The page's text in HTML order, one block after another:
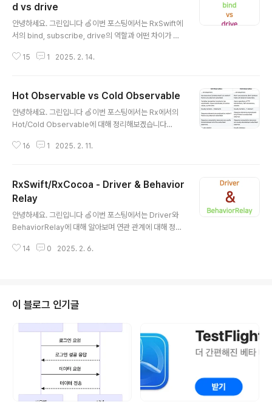
raits은 필요한것만 처리할 수 있죠. RxSwift와 RxCoco
a에서는 다음과 같은 Traits들을 제공합니다 😃 1️⃣ Singl
e2️⃣ Completable3️⃣ Maybe4️⃣ Driver5️⃣ Signal6️⃣
ControlProperty7️⃣ Cont..
d vs drive
안녕하세요. 그린입니다 🍏이번 포스팅에서는 RxSwift에
서의 bind, subscribe, drive의 역할과 어떤 차이가 있
cribe, bind, drive는 각각 목적과 특징이 다르기에 적절
해보죠! 👯‍♂️ 그전에 하나 짚고 가볼께요. RxSwift에서의
핵심 개념은 Observable과 Observer죠.여기서 Obs
ervable은 데이터를 방출하는 스트림이고, Observer는
이 두 개념을 통해서 우리는 반응형 프로그래밍을 구현하
15 1 2025. 2. 14.
Hot Observable vs Cold Observable
안녕하세요. 그린입니다 🍏이번 포스팅에서는 Rx에서의
Hot/Cold Observable에 대해 정리해보겠습니다
림을 다루는 핵심적인 요소이며, Observable의 성격에
요 🤔 그래서, 이번 포스팅에서는 Hot / Cold Observa
ble의 개념부터 내부 동작 방식과 성능적인 부분 그리고
예시까지 한번 담아보겠습니다! Hot ObservableHot O
bservable은 구독자가 추가되더라도 기존 스트림을 공
유하는 Observable입니다.즉, 데이터 생성이 특정 이벤
트나 외부 트리거에 의해 시작되며, 구독자가..
16 1 2025. 2. 11.
RxSwift/RxCocoa - Driver & Behavior
Relay
안녕하세요. 그린입니다 🍏이번 포스팅에서는 Driver와
BehaviorRelay에 대해 알아보며 연관 관계에 대해 정리
있는것이 더 편리해요. RxSwift - BehaviorSubject v
용하여 상태를 관리할 때 두 개념 모두 자주 사용되는데요.
두green1229.tistory.com 해당 포스팅을 사전에 먼저
보시는게 좋습니다 😃DriverDriver는 RxCocoa에서
제공하는 특수한 Observable 타입으로, 주로 UI 바..
14 0 2025. 2. 6.
이 블로그 인기글